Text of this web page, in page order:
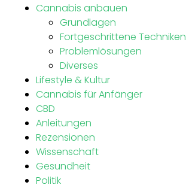
Cannabis anbauen
Grundlagen
Fortgeschrittene Techniken
Problemlösungen
Diverses
Lifestyle & Kultur
Cannabis für Anfänger
CBD
Anleitungen
Rezensionen
Wissenschaft
Gesundheit
Politik